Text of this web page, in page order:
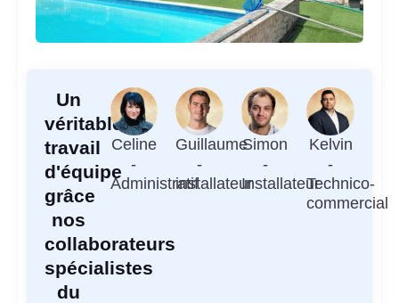
Un
véritable
travail
d'équipe
grâce
nos
collaborateurs
spécialistes
du
Celine
-
Administratif
Guillaume
-
installateur
Simon
-
Installateur
Kelvin
-
Technico-
commercial